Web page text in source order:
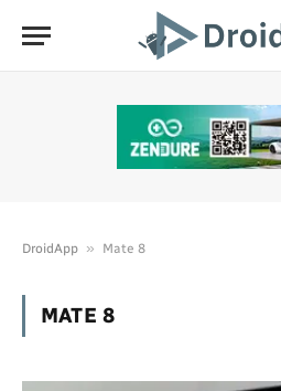
DroidApp » Mate 8
MATE 8